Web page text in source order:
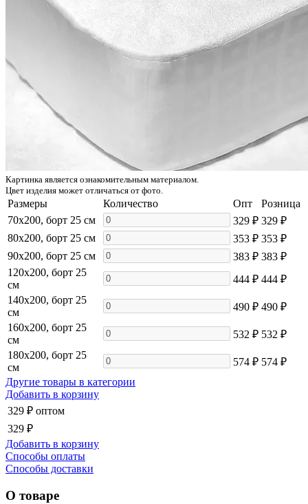
Картинка является ознакомительным материалом.
Цвет изделия может отличаться от фото.
Размеры Количество Опт
Розница
70x200, борт 25 см
329 ₽ 329 ₽
80x200, борт 25 см
353 ₽ 353 ₽
90x200, борт 25 см
383 ₽ 383 ₽
120x200, борт 25
см
444 ₽ 444 ₽
140x200, борт 25
см
490 ₽ 490 ₽
160x200, борт 25
см
532 ₽ 532 ₽
180x200, борт 25
см
574 ₽ 574 ₽
Другие товары в категории
Добавить в корзину
329 ₽ оптом
329 ₽
Добавить в корзину
Способы оплаты
Способы доставки
О товаре